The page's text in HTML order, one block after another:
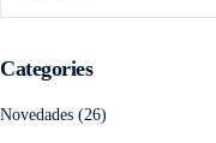
Categories
Novedades (26)